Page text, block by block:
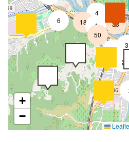
2
6
4
4
18
2
3
50
33
+
−